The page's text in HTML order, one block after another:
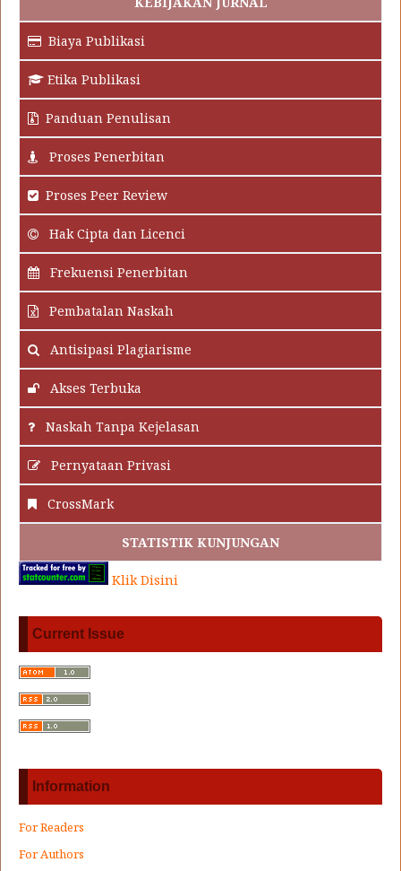
Biaya Publikasi
Etika Publikasi
Panduan Penulisan
Proses Penerbitan
Proses Peer Review
Hak Cipta dan Licenci
Frekuensi Penerbitan
Pembatalan Naskah
Antisipasi Plagiarisme
Akses Terbuka
Naskah Tanpa Kejelasan
Pernyataan Privasi
CrossMark
STATISTIK KUNJUNGAN
Klik Disini
Current Issue
Information
For Readers
For Authors